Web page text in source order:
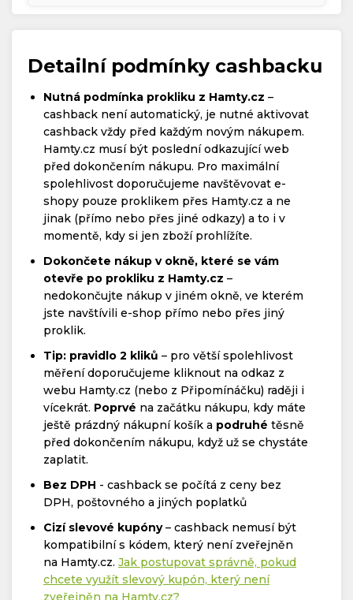
Detailní podmínky cashbacku
Nutná podmínka prokliku z Hamty.cz –
cashback není automatický, je nutné aktivovat
cashback vždy před každým novým nákupem.
Hamty.cz musí být poslední odkazující web
před dokončením nákupu. Pro maximální
spolehlivost doporučujeme navštěvovat e-
shopy pouze proklikem přes Hamty.cz a ne
jinak (přímo nebo přes jiné odkazy) a to i v
momentě, kdy si jen zboží prohlížíte.
Dokončete nákup v okně, které se vám
otevře po prokliku z Hamty.cz –
nedokončujte nákup v jiném okně, ve kterém
jste navštívili e-shop přímo nebo přes jiný
proklik.
Tip: pravidlo 2 kliků – pro větší spolehlivost
měření doporučujeme kliknout na odkaz z
webu Hamty.cz (nebo z Připomínáčku) raději i
vícekrát. Poprvé na začátku nákupu, kdy máte
ještě prázdný nákupní košík a podruhé těsně
před dokončením nákupu, když už se chystáte
zaplatit.
Bez DPH - cashback se počítá z ceny bez
DPH, poštovného a jiných poplatků
Cizí slevové kupóny– cashback nemusí být
kompatibilní s kódem, který není zveřejněn
na Hamty.cz. Jak postupovat správně, pokud
chcete využít slevový kupón, který není
zveřejněn na Hamty.cz?